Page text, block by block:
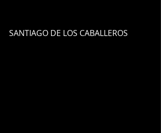
SANTIAGO DE LOS CABALLEROS